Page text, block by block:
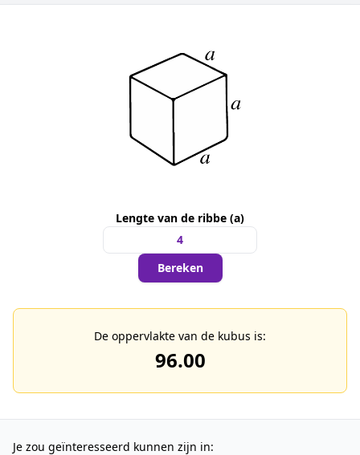
Lengte van de ribbe (a)
Bereken
De oppervlakte van de kubus is:
96.00
Je zou geïnteresseerd kunnen zijn in: